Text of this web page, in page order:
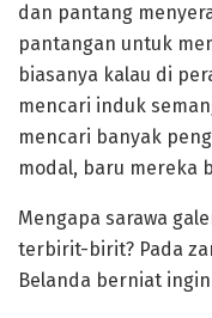
dan pantang
pantangan untuk
biasanya kalau di
mencari induk
mencari banyak
modal, baru mereka
‎Mengapa sarawa
terbirit-birit? Pada
Belanda berniat